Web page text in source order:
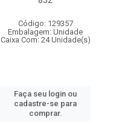
Código: 129357
Embalagem: Unidade
Caixa Com: 24 Unidade(s)
Faça seu login ou
cadastre-se para
comprar.